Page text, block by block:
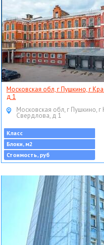
Московская обл, г Пушкино, г
д 1
Московская обл, г Пушкино, г
Свердлова, д 1
Класс
Блоки, м2
Стоимость, руб